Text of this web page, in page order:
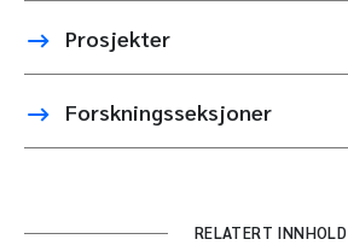
Prosjekter
Forskningsseksjoner
RELATERT INNHOLD